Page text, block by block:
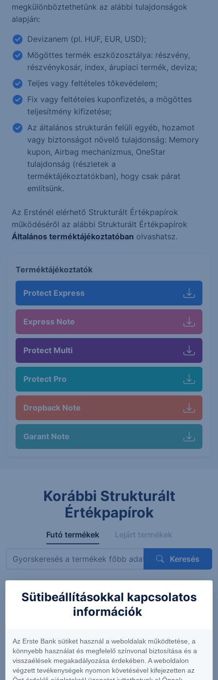
megkülönböztethetünk az alábbi tulajdonságok
alapján:
Devizanem (pl. HUF, EUR, USD);
Mögöttes termék eszközosztálya: részvény,
részvénykosár, index, árupiaci termék, deviza;
Teljes vagy feltételes tőkevédelem;
Fix vagy feltételes kuponfizetés, a mögöttes
teljesítmény kifizetése;
Az általános strukturán felüli egyéb, hozamot
vagy biztonságot növelő tulajdonság: Memory
kupon, Airbag mechanizmus, OneStar
tulajdonság (részletek a
terméktájékoztatókban), hogy csak párat
említsünk.
Az Ersténél elérhető Strukturált Értékpapírok
működéséről az alábbi Strukturált Értékpapírok
Általános terméktájékoztatóban olvashatsz.
Terméktájékoztatók
Protect Express
Express Note
Protect Multi
Protect Pro
Dropback Note
Garant Note
Korábbi Strukturált
Értékpapírok
Futó termékek Lejárt termékek
Keresés
Megnevezés ISIN Mögöttes termék Kupon
Express
OneStar
Smart
Infrastructure
EUR 26-29
AT0000A3VVT6
Siemens AG
Sütibeállításokkal kapcsolatos
információk
Az Erste Bank sütiket használ a weboldalak működtetése, a
könnyebb használat és megfelelő színvonal biztosítása és a
visszaélések megakadályozása érdekében. A weboldalon
végzett tevékenységek nyomon követésével kifejezetten az